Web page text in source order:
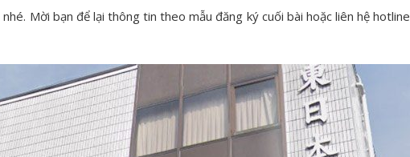
Mời bạn để lại thông tin theo mẫu đăng ký cuối bài hoặc liên hệ hotline